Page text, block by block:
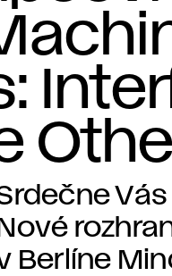
Nové
Berlíne